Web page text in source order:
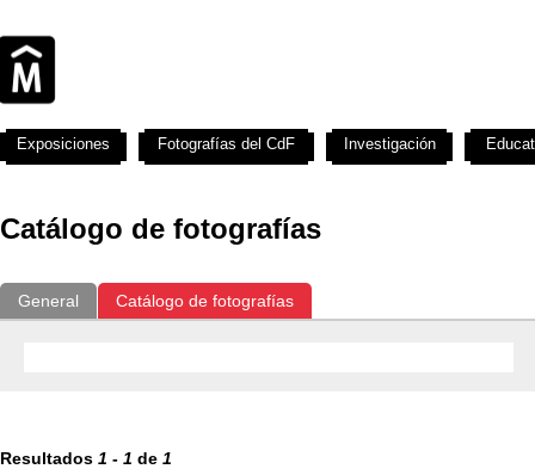
Catálogo de fotografías
General Catálogo de fotografías
Resultados 1 - 1 de 1
Exposiciones Fotografías del CdF Investigación